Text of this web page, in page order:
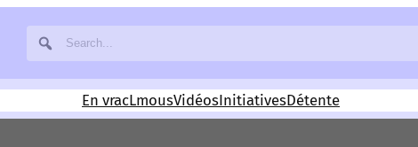
En vracLmousVidéosInitiativesDétente